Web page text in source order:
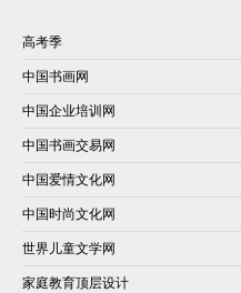
高考季
中国书画网
中国企业培训网
中国书画交易网
中国爱情文化网
中国时尚文化网
世界儿童文学网
家庭教育顶层设计